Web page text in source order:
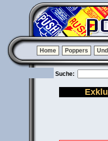
Home Poppers
Suche: